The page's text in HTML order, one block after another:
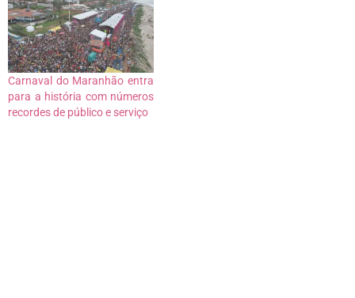
Carnaval do Maranhão entra
para a história com números
recordes de público e serviço